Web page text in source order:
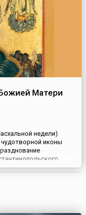
Матери
недели)
иконы
и чудес, здесь
питаемую